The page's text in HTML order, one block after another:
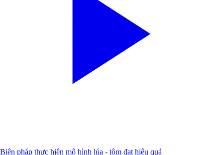
Biện pháp thực hiện mô hình lúa - tôm đạt hiệu quả